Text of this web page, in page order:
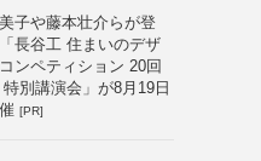
子や藤本壮介らが登
長谷工 住まいのデザ
ンペティション 20回
別講演会」が8月19日
[PR]